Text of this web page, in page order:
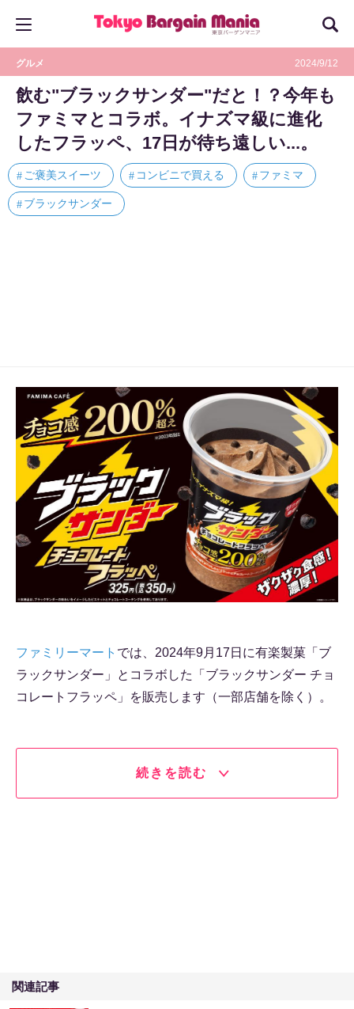
グルメ 2024/9/12
飲む"ブラックサンダー"だと！？今年も
ファミマとコラボ。イナズマ級に進化
したフラッペ、17日が待ち遠しい...。
ご褒美スイーツ コンビニで買える ファミマ
ブラックサンダー
ファミリーマート では、2024年9月17日に有楽製菓「ブ
ラックサンダー」とコラボした「ブラックサンダー チョ
コレートフラッペ」を販売します（一部店舗を除く）。
続きを読む
関連記事